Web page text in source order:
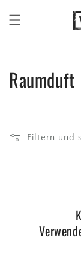
zum
Inhalt
K
e
Raumduft
Filtern und